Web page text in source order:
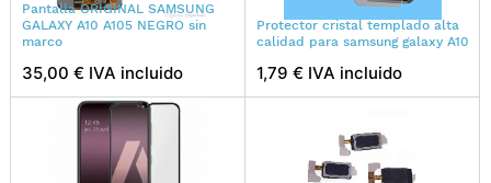
Pantalla ORIGINAL SAMSUNG
GALAXY A10 A105 NEGRO sin
marco
35,00 € IVA incluido
Protector cristal templado alta
calidad para samsung galaxy A10
1,79 € IVA incluido